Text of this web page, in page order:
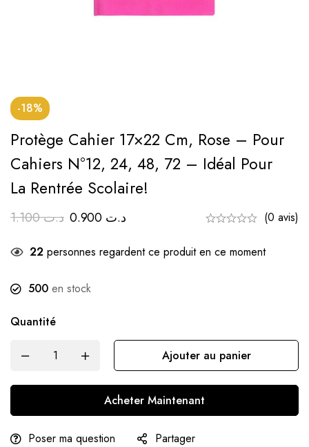
-18%
Protège Cahier 17×22 Cm, Rose – Pour
Cahiers N°12, 24, 48, 72 – Idéal Pour
La Rentrée Scolaire!
د.ت1.100 د.ت (0 avis)
22 personnes regardent ce produit en ce moment
500 en stock
Quantité
Ajouter au panier
Acheter Maintenant
Poser ma question Partager